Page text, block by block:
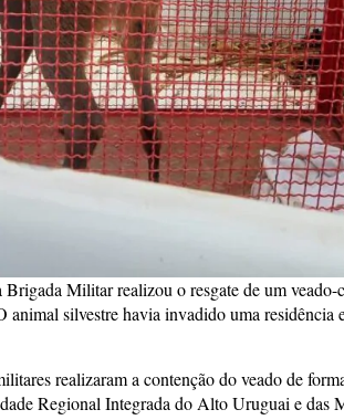
Brigada Militar realizou o resgate de um
silvestre havia invadido uma residência
realizaram a contenção do veado de
Regional Integrada do Alto Uruguai e das